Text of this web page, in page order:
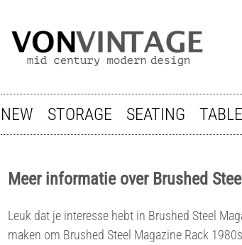
NEW STORAGE SEATING
Meer informatie over Brushed
Leuk dat je interesse hebt in Brushed Steel
maken om Brushed Steel Magazine Rack